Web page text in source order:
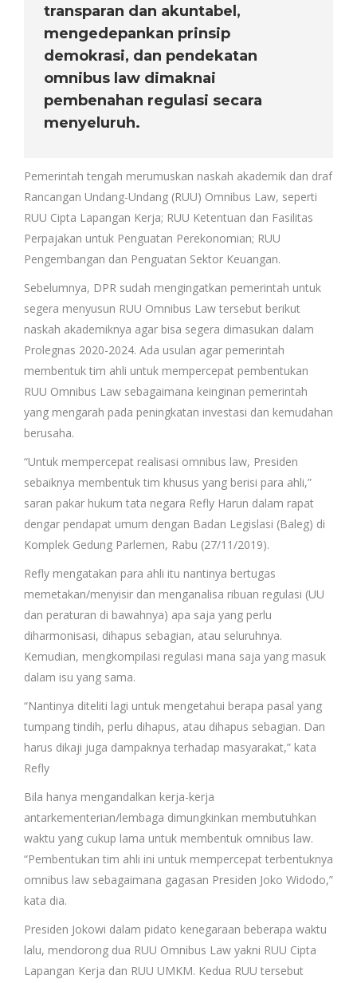
transparan dan akuntabel,
mengedepankan prinsip
demokrasi, dan pendekatan
omnibus law dimaknai
pembenahan regulasi secara
menyeluruh.
Pemerintah tengah merumuskan naskah akademik dan draf
Rancangan Undang-Undang (RUU) Omnibus Law, seperti
RUU Cipta Lapangan Kerja; RUU Ketentuan dan Fasilitas
Perpajakan untuk Penguatan Perekonomian; RUU
Pengembangan dan Penguatan Sektor Keuangan.
Sebelumnya, DPR sudah mengingatkan pemerintah untuk
segera menyusun RUU Omnibus Law tersebut berikut
naskah akademiknya agar bisa segera dimasukan dalam
Prolegnas 2020-2024. Ada usulan agar pemerintah
membentuk tim ahli untuk mempercepat pembentukan
RUU Omnibus Law sebagaimana keinginan pemerintah
yang mengarah pada peningkatan investasi dan kemudahan
berusaha.
“Untuk mempercepat realisasi omnibus law, Presiden
sebaiknya membentuk tim khusus yang berisi para ahli,”
saran pakar hukum tata negara Refly Harun dalam rapat
dengar pendapat umum dengan Badan Legislasi (Baleg) di
Komplek Gedung Parlemen, Rabu (27/11/2019).
Refly mengatakan para ahli itu nantinya bertugas
memetakan/menyisir dan menganalisa ribuan regulasi (UU
dan peraturan di bawahnya) apa saja yang perlu
diharmonisasi, dihapus sebagian, atau seluruhnya.
Kemudian, mengkompilasi regulasi mana saja yang masuk
dalam isu yang sama.
“Nantinya diteliti lagi untuk mengetahui berapa pasal yang
tumpang tindih, perlu dihapus, atau dihapus sebagian. Dan
harus dikaji juga dampaknya terhadap masyarakat,” kata
Refly
Bila hanya mengandalkan kerja-kerja
antarkementerian/lembaga dimungkinkan membutuhkan
waktu yang cukup lama untuk membentuk omnibus law.
“Pembentukan tim ahli ini untuk mempercepat terbentuknya
omnibus law sebagaimana gagasan Presiden Joko Widodo,”
kata dia.
Presiden Jokowi dalam pidato kenegaraan beberapa waktu
lalu, mendorong dua RUU Omnibus Law yakni RUU Cipta
Lapangan Kerja dan RUU UMKM. Kedua RUU tersebut